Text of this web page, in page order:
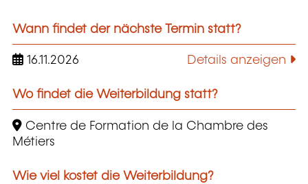
Wann findet der nächste Termin statt?
16.11.2026 Details anzeigen
Wo findet die Weiterbildung statt?
Centre de Formation de la Chambre des
Métiers
Wie viel kostet die Weiterbildung?